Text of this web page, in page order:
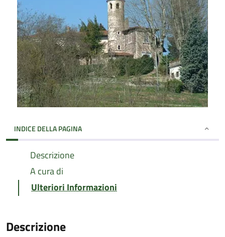
INDICE DELLA PAGINA
Descrizione
A cura di
Ulteriori Informazioni
Descrizione